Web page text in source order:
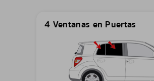
4 Ventanas en Puertas